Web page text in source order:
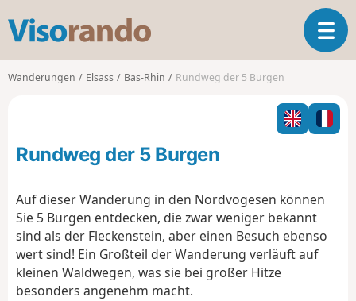
s
o
o
T
o
l
n
t
Wanderungen Elsass Bas-Rhin Rundweg der 5 Burgen
Rundweg der 5 Burgen
Auf dieser Wanderung in den Nordvogesen können
Sie 5 Burgen entdecken, die zwar weniger bekannt
sind als der Fleckenstein, aber einen Besuch ebenso
wert sind! Ein Großteil der Wanderung verläuft auf
kleinen Waldwegen, was sie bei großer Hitze
besonders angenehm macht.